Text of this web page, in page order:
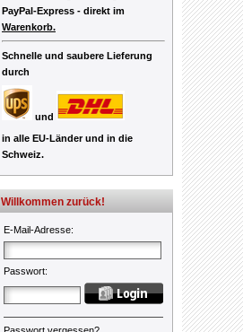
PayPal-Express - direkt im
Warenkorb.
Schnelle und saubere Lieferung
durch
und
in alle EU-Länder und in die
Schweiz.
Willkommen zurück!
E-Mail-Adresse:
Passwort: